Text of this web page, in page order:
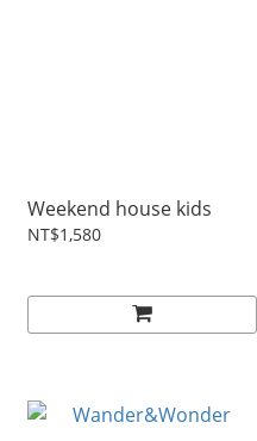
Weekend house kids
NT$1,580